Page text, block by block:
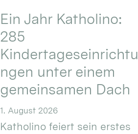
Ein Jahr Katholino:
285
Kindertageseinrichtu
ngen unter einem
gemeinsamen Dach
1. August 2026
Katholino feiert sein erstes